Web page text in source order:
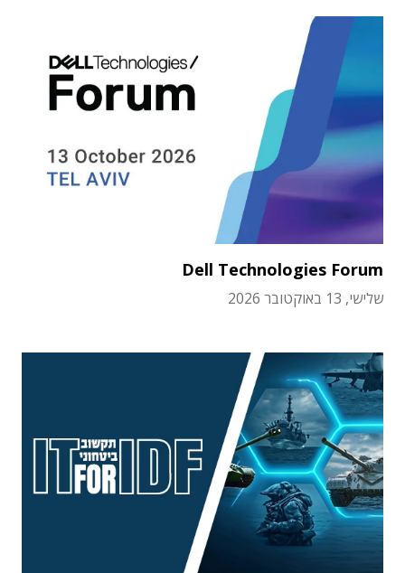
Dell Technologies Forum
שלישי, 13 באוקטובר 2026